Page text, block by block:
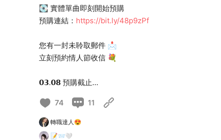
2. 回郵 Re: (Inst.)
-
#實體預購 #郵差呂允 #轉職達人
💽 實體單曲即刻開始預購
預購連結： https://bit.ly/48p9zPf
您有一封未聆取郵件 📩
立刻預約情人節收信 💐
𝟬𝟯.𝟬𝟴 預購截止
＊實體單曲內附隨機呂允回郵明信片組＊
＊預購版本含限定流水編號＊
74 11
轉職達人😍
📝📨🤍